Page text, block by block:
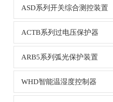
ASD系列开关综合测控装置
ACTB系列过电压保护器
ARB5系列弧光保护装置
WHD智能温湿度控制器